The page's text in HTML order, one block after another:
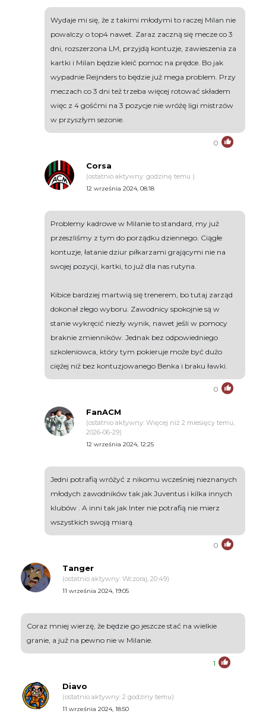
Wydaje mi się, że z takimi młodymi to raczej Milan nie
powalczy o top4 nawet. Zaraz zaczną się mecze co 3
dni, rozszerzona LM, przyjdą kontuzje, zawieszenia za
kartki i Milan będzie kleić pomoc na prędce. Bo jak
wypadnie Reijnders to będzie już mega problem. Przy
meczach co 3 dni też trzeba więcej rotować składem
więc z 4 gośćmi na 3 pozycje nie wróżę ligi mistrzów
w przyszłym sezonie.
0
Corsa
(ostatnio aktywny: godzinę temu )
12 września 2024, 08:18
Problemy kadrowe w Milanie to standard, my już
przeszliśmy z tym do porządku dziennego. Ciągłe
kontuzje, łatanie dziur piłkarzami grającymi nie na
swojej pozycji, kartki, to już dla nas rutyna.
Kibice bardziej martwią się trenerem, bo tutaj zarząd
dokonał złego wyboru. Zawodnicy spokojnie są w
stanie wykręcić niezły wynik, nawet jeśli w pomocy
braknie zmienników. Jednak bez odpowiedniego
szkoleniowca, który tym pokieruje może być dużo
ciężej niż bez kontuzjowanego Benka i braku ławki.
0
FanACM
(ostatnio aktywny: Więcej niż 2 miesięcy temu,
2026-06-29)
12 września 2024, 12:25
Jedni potrafią wróżyć z nikomu wcześniej nieznanych
młodych zawodników tak jak Juventus i kilka innych
klubów . A inni tak jak Inter nie potrafią nie mierz
wszystkich swoją miarą.
0
Tanger
(ostatnio aktywny: Wczoraj, 20:49)
11 września 2024, 19:05
Coraz mniej wierzę, że będzie go jeszcze stać na wielkie
granie, a już na pewno nie w Milanie.
1
Diavo
(ostatnio aktywny: 2 godziny temu)
11 września 2024, 18:50